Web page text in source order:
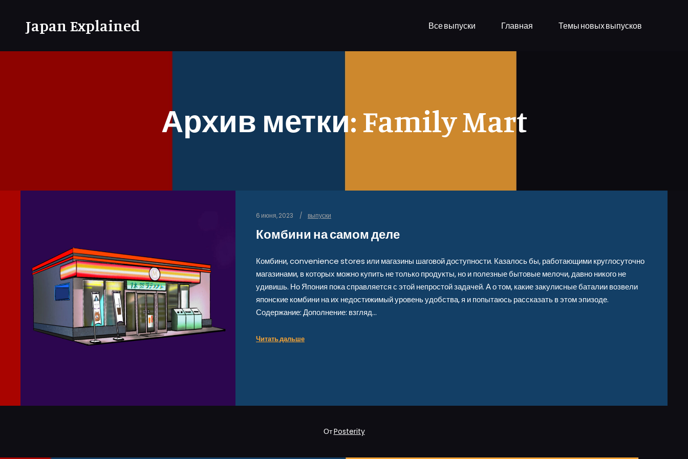
Japan Explained Все выпуски Главная Темы новых выпусков
Архив метки: Family Mart
6 июня, 2023 выпуски
Комбини на самом деле
Комбини, convenience stores или магазины шаговой доступности. Казалось бы, работающими круглосуточно
магазинами, в которых можно купить не только продукты, но и полезные бытовые мелочи, давно никого не
удивишь. Но Япония пока справляется с этой непростой задачей. А о том, какие закулисные баталии возвели
японские комбини на их недостижимый уровень удобства, я и попытаюсь рассказать в этом эпизоде.
Содержание: Дополнение: взгляд…
Читать дальше
ОтPosterity